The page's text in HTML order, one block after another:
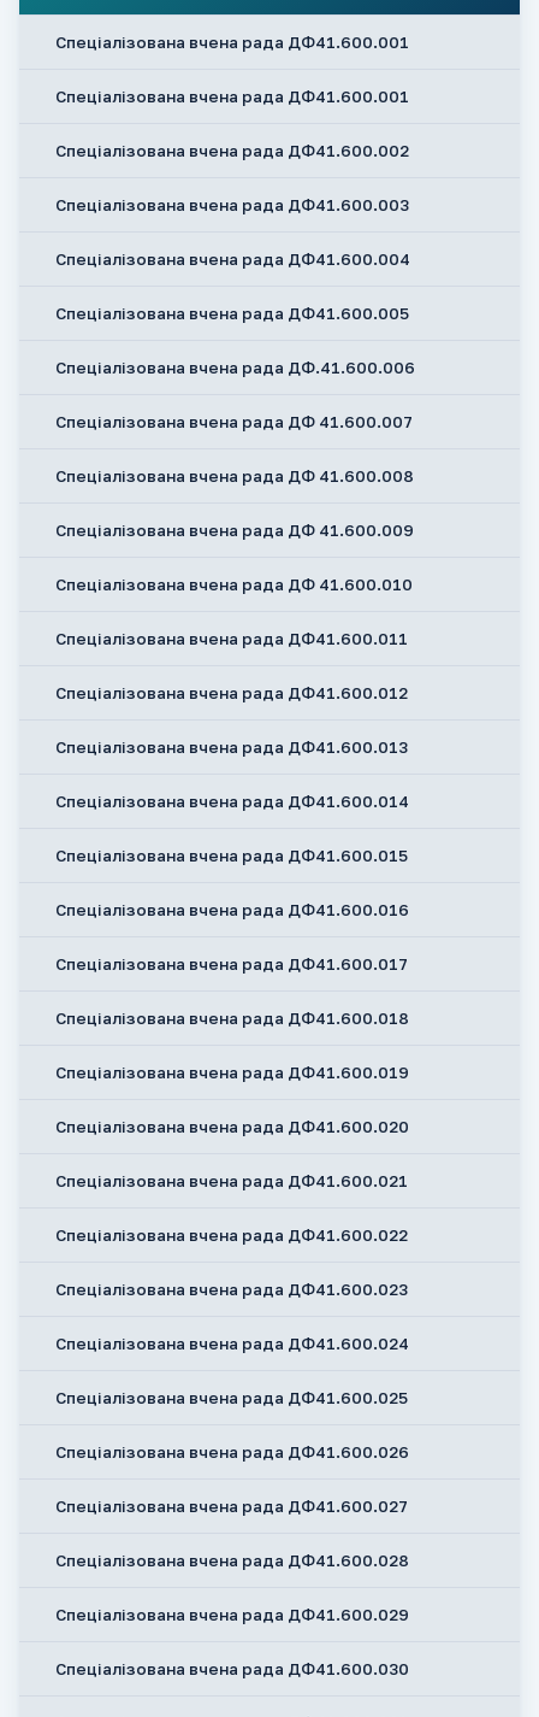
Спеціалізована вчена рада ДФ41.600.001
Спеціалізована вчена рада ДФ41.600.001
Спеціалізована вчена рада ДФ41.600.002
Спеціалізована вчена рада ДФ41.600.003
Спеціалізована вчена рада ДФ41.600.004
Спеціалізована вчена рада ДФ41.600.005
Спеціалізована вчена рада ДФ.41.600.006
Спеціалізована вчена рада ДФ 41.600.007
Спеціалізована вчена рада ДФ 41.600.008
Спеціалізована вчена рада ДФ 41.600.009
Спеціалізована вчена рада ДФ 41.600.010
Спеціалізована вчена рада ДФ41.600.011
Спеціалізована вчена рада ДФ41.600.012
Спеціалізована вчена рада ДФ41.600.013
Спеціалізована вчена рада ДФ41.600.014
Спеціалізована вчена рада ДФ41.600.015
Спеціалізована вчена рада ДФ41.600.016
Спеціалізована вчена рада ДФ41.600.017
Спеціалізована вчена рада ДФ41.600.018
Спеціалізована вчена рада ДФ41.600.019
Спеціалізована вчена рада ДФ41.600.020
Спеціалізована вчена рада ДФ41.600.021
Спеціалізована вчена рада ДФ41.600.022
Спеціалізована вчена рада ДФ41.600.023
Спеціалізована вчена рада ДФ41.600.024
Спеціалізована вчена рада ДФ41.600.025
Спеціалізована вчена рада ДФ41.600.026
Спеціалізована вчена рада ДФ41.600.027
Спеціалізована вчена рада ДФ41.600.028
Спеціалізована вчена рада ДФ41.600.029
Спеціалізована вчена рада ДФ41.600.030